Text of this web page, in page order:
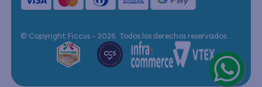
© Copyright Ficcus - 2026. Todos los derechos reservados.